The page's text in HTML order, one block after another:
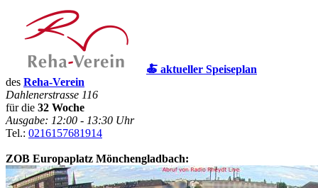
🍝 aktueller Speiseplan
des Reha-Verein
Dahlenerstrasse 116
für die 32 Woche
Ausgabe: 12:00 - 13:30 Uhr
Tel.: 0216157681914
ZOB Europaplatz Mönchengladbach: